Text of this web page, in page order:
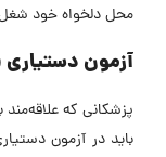
محل دلخواه خود
آزمون دستیاری
پزشکانی که
باید در آزمون